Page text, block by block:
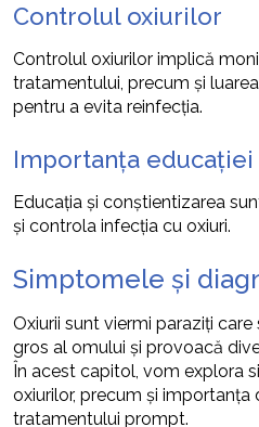
Controlul oxiurilor
Controlul oxiurilor implică
tratamentului, precum și
pentru a evita reinfecția.
Importanța
Educația și conștientizarea
și controla infecția cu oxiuri.
Simptomele și
Oxiurii sunt viermi paraziți
gros al omului și provoacă
În acest capitol, vom explora
oxiurilor, precum și
tratamentului prompt.